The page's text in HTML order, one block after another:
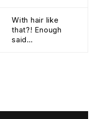
With hair like
that?! Enough
said…